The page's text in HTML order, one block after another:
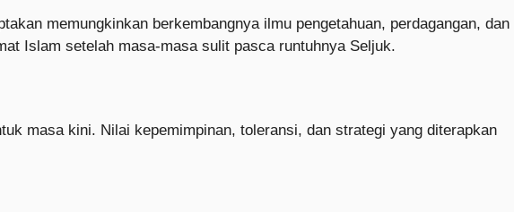
memungkinkan berkembangnya ilmu pengetahuan, perdagangan, dan
Islam setelah masa-masa sulit pasca runtuhnya Seljuk.
masa kini. Nilai kepemimpinan, toleransi, dan strategi yang diterapkan